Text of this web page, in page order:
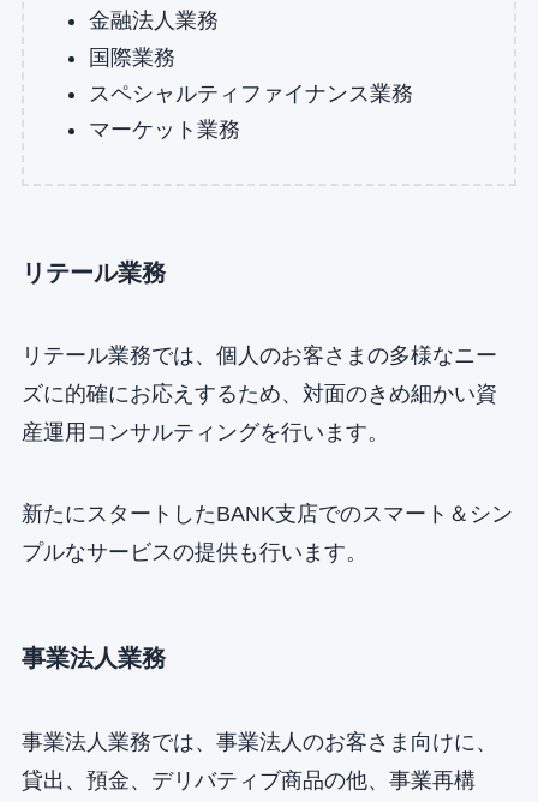
金融法人業務
国際業務
スペシャルティファイナンス業務
マーケット業務
リテール業務
リテール業務では、個人のお客さまの多様なニー
ズに的確にお応えするため、対面のきめ細かい資
産運用コンサルティングを行います。
新たにスタートしたBANK支店でのスマート＆シン
プルなサービスの提供も行います。
事業法人業務
事業法人業務では、事業法人のお客さま向けに、
貸出、預金、デリバティブ商品の他、事業再構